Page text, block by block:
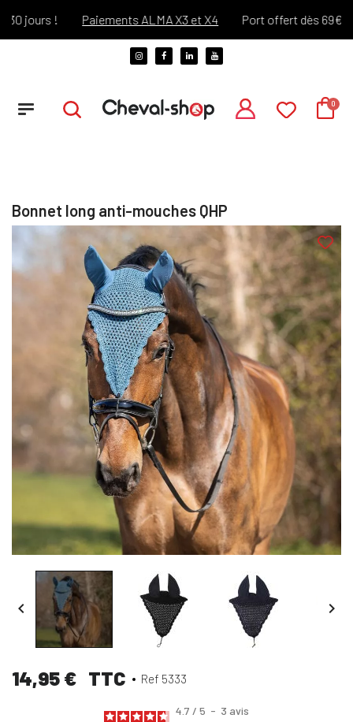
jours ! Paiements ALMA X3 et X4 Port offert dès 69€
Bonnet long anti-mouches QHP
 
14,95 € TTC Ref 5333
4.7 / 5 - 3 avis